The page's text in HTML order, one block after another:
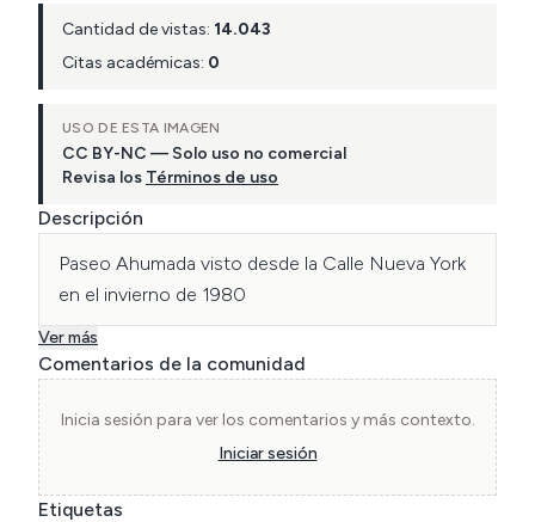
Cantidad de vistas: 14.043
Citas académicas: 0
USO DE ESTA IMAGEN
CC BY-NC — Solo uso no comercial
Revisa los Términos de uso
Descripción
Paseo Ahumada visto desde la Calle Nueva York
en el invierno de 1980
Ver más
Comentarios de la comunidad
Inicia sesión para ver los comentarios y más contexto.
Iniciar sesión
Etiquetas